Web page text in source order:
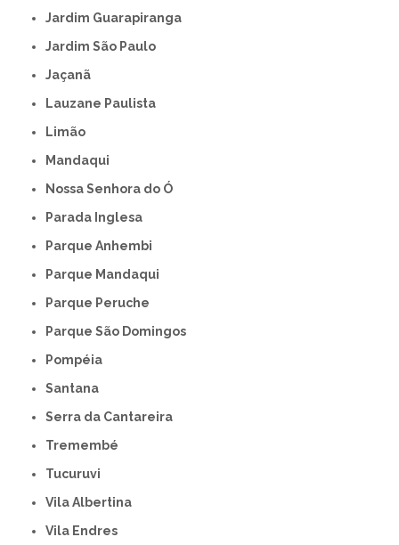
Jardim Guarapiranga
Jardim São Paulo
Jaçanã
Lauzane Paulista
Limão
Mandaqui
Nossa Senhora do Ó
Parada Inglesa
Parque Anhembi
Parque Mandaqui
Parque Peruche
Parque São Domingos
Pompéia
Santana
Serra da Cantareira
Tremembé
Tucuruvi
Vila Albertina
Vila Endres